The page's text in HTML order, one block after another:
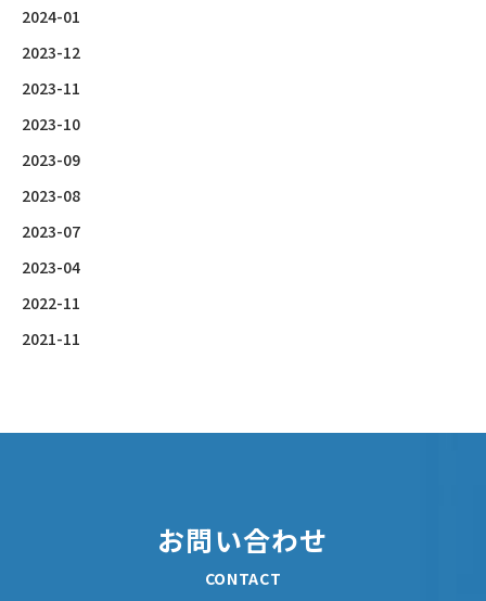
2024-01
2023-12
2023-11
2023-10
2023-09
2023-08
2023-07
2023-04
2022-11
2021-11
お問い合わせ
CONTACT